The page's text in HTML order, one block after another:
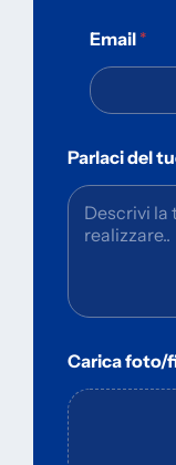
Email *
Parlaci del
Carica foto/